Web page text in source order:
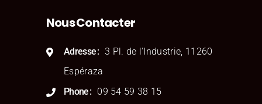
Nous Contacter
Adresse
3 Pl. de l'Industrie, 11260
Espéraza
Phone
09 54 59 38 15